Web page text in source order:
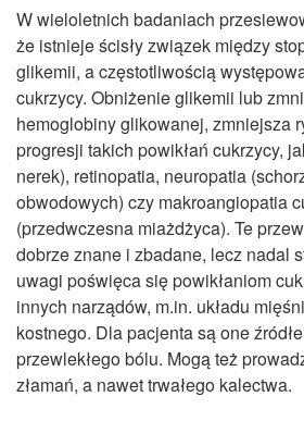
W wieloletnich badaniach
że istnieje ścisły związek między
glikemii, a częstotliwością
cukrzycy. Obniżenie glikemii lub
hemoglobiny glikowanej, zmniejsza
progresji takich powikłań cukrzycy,
nerek), retinopatia, neuropatia
obwodowych) czy makroangiopatia
(przedwczesna miażdżyca). Te
dobrze znane i zbadane, lecz nadal
uwagi poświęca się powikłaniom
innych narządów, m.in. układu
kostnego. Dla pacjenta są one
przewlekłego bólu. Mogą też
złamań, a nawet trwałego kalectwa.